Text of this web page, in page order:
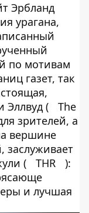
Эрбланд
урагана,
по мотивам
газет, так
Эллвуд (
The
зрителей, а
вершине
заслуживает
(
THR
):
и лучшая